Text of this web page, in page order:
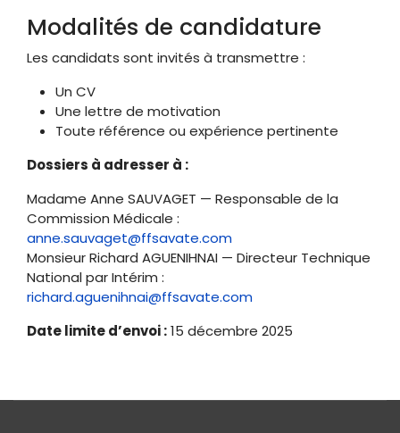
Modalités de candidature
Les candidats sont invités à transmettre :
Un CV
Une lettre de motivation
Toute référence ou expérience pertinente
Dossiers à adresser à :
Madame Anne SAUVAGET — Responsable de la
Commission Médicale :
anne.sauvaget@ffsavate.com
Monsieur Richard AGUENIHNAI — Directeur Technique
National par Intérim :
richard.aguenihnai@ffsavate.com
Date limite d’envoi :15 décembre 2025